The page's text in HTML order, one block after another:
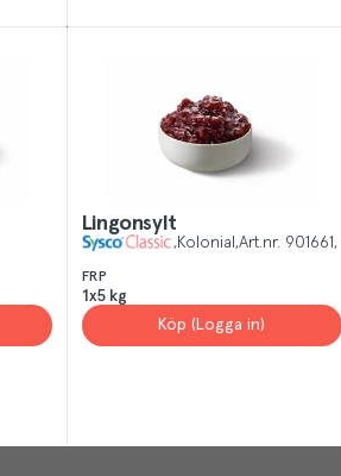
Lingonsylt
Kolonial Art.nr. 901661
FRP
1x5 kg
Köp (Logga in)